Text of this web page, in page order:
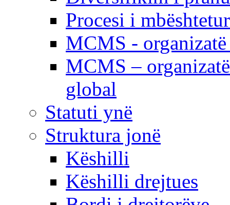
Procesi i
MCMS -
MCMS –
global
Statuti ynë
Struktura jonë
Këshilli
Këshilli drejtues